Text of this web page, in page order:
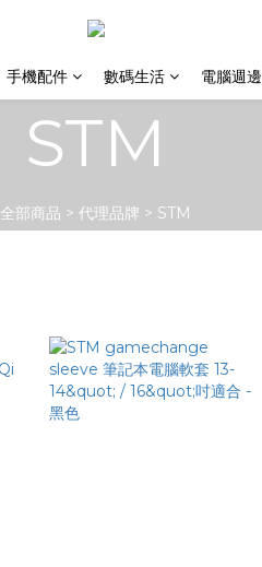
手機配件 數碼生活 電腦週邊
STM
全部商品 >代理品牌 > STM